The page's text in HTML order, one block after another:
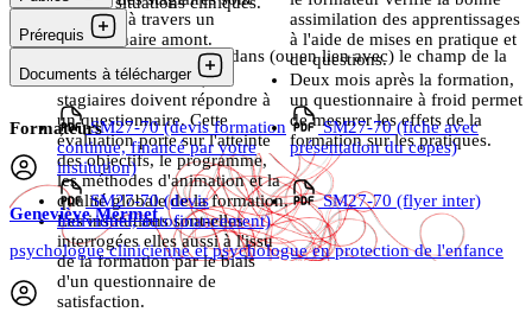
recueillis à travers un
questionnaire amont.
assimilation des apprentissages
à l'aide de mises en pratique et
de questions.
En fin de formation, les
stagiaires doivent répondre à
un questionnaire. Cette
évaluation porte sur l'atteinte
des objectifs, le programme,
les méthodes d'animation et la
qualité globale de la formation.
Deux mois après la formation,
un questionnaire à froid permet
de mesurer les effets de la
formation sur les pratiques.
Les institutions sont-elles
interrogées elles aussi à l'issu
de la formation par le biais
d'un questionnaire de
satisfaction.
Tout professionnel travaillant dans (ou en lien avec) le champ de la
protection de l’enfance.
Prérequis
Documents à télécharger
SM27-70 (devis formation
continue, financé par votre
institution)
SM27-70 (fiche avec
présentation du copes)
SM27-70 (devis
individuel, autofinancement)
SM27-70 (flyer inter)
Formateurs
GenevièveMermet
psychologue clinicienne et psychologue en protection de l'enfance